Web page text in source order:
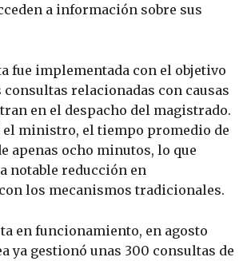
a información sobre sus
fue implementada con el objetivo
relacionadas con causas
en el despacho del magistrado.
el ministro, el tiempo promedio de
apenas ocho minutos, lo que
notable reducción en
los mecanismos tradicionales.
en funcionamiento, en agosto
ya gestionó unas 300 consultas de